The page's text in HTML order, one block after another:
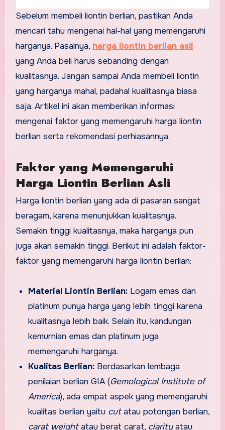
Sebelum membeli liontin berlian, pastikan Anda
mencari tahu mengenai hal-hal yang memengaruhi
harganya. Pasalnya, harga liontin berlian asli
yang Anda beli harus sebanding dengan
kualitasnya. Jangan sampai Anda membeli liontin
yang harganya mahal, padahal kualitasnya biasa
saja. Artikel ini akan memberikan informasi
mengenai faktor yang memengaruhi harga liontin
berlian serta rekomendasi perhiasannya.
Faktor yang Memengaruhi
Harga Liontin Berlian Asli
Harga liontin berlian yang ada di pasaran sangat
beragam, karena menunjukkan kualitasnya.
Semakin tinggi kualitasnya, maka harganya pun
juga akan semakin tinggi. Berikut ini adalah faktor-
faktor yang memengaruhi harga liontin berlian:
Material Liontin Berlian: Logam emas dan
platinum punya harga yang lebih tinggi karena
kualitasnya lebih baik. Selain itu, kandungan
kemurnian emas dan platinum juga
memengaruhi harganya.
Kualitas Berlian: Berdasarkan lembaga
penilaian berlian GIA (Gemological Institute of
America), ada empat aspek yang memengaruhi
kualitas berlian yaitu cutatau potongan berlian,
carat weightatau berat carat, clarityatau